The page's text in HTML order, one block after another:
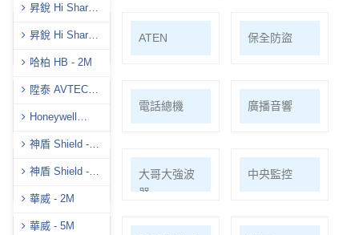
昇銳 Hi Sharp -
昇銳 Hi Sharp-
哈柏 HB - 2M
陞泰 AVTECH -
Honeywell
神盾 Shield -
神盾 Shield -
華威 - 2M
華威 - 5M
PSTEK 五角 ATEN 保全防盜
電話總機 廣播音響
車道系統
大哥大強波
器
中央監控